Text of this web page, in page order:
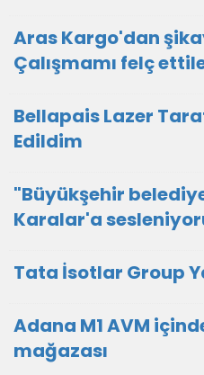
Aras Kargo'dan
Çalışmamı felç
Bellapais Lazer
Edildim
"Büyükşehir
Karalar'a
Tata İsotlar Group
Adana M1 AVM
mağazası